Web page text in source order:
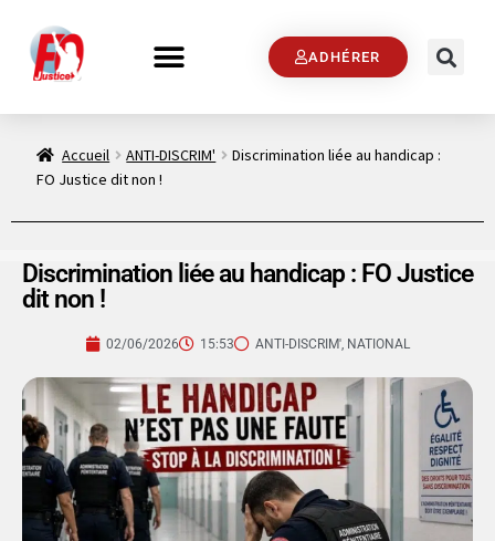
ADHÉRER
Accueil ANTI-DISCRIM'
Discrimination liée au handicap :
FO Justice dit non !
Discrimination liée au handicap : FO Justice
dit non !
02/06/2026 15:53 ANTI-DISCRIM', NATIONAL